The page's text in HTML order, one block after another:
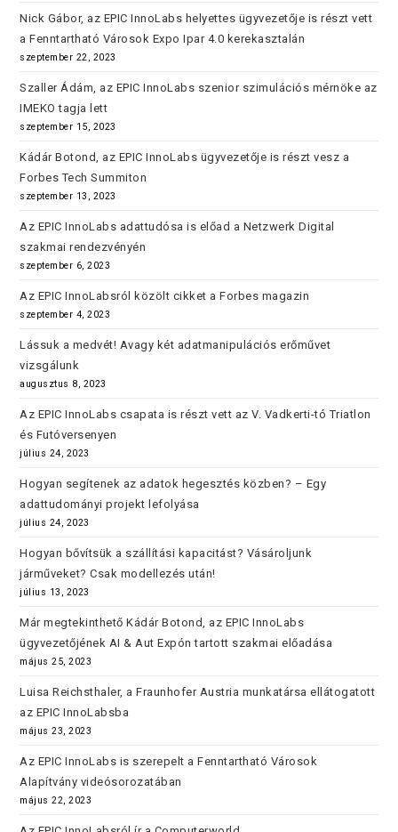
Nick Gábor, az EPIC InnoLabs helyettes ügyvezetője is részt vett
a Fenntartható Városok Expo Ipar 4.0 kerekasztalán
szeptember 22, 2023
Szaller Ádám, az EPIC InnoLabs szenior szimulációs mérnöke az
IMEKO tagja lett
szeptember 15, 2023
Kádár Botond, az EPIC InnoLabs ügyvezetője is részt vesz a
Forbes Tech Summiton
szeptember 13, 2023
Az EPIC InnoLabs adattudósa is előad a Netzwerk Digital
szakmai rendezvényén
szeptember 6, 2023
Az EPIC InnoLabsról közölt cikket a Forbes magazin
szeptember 4, 2023
Lássuk a medvét! Avagy két adatmanipulációs erőművet
vizsgálunk
augusztus 8, 2023
Az EPIC InnoLabs csapata is részt vett az V. Vadkerti-tó Triatlon
és Futóversenyen
július 24, 2023
Hogyan segítenek az adatok hegesztés közben? – Egy
adattudományi projekt lefolyása
július 24, 2023
Hogyan bővítsük a szállítási kapacitást? Vásároljunk
járműveket? Csak modellezés után!
július 13, 2023
Már megtekinthető Kádár Botond, az EPIC InnoLabs
ügyvezetőjének AI & Aut Expón tartott szakmai előadása
május 25, 2023
Luisa Reichsthaler, a Fraunhofer Austria munkatársa ellátogatott
az EPIC InnoLabsba
május 23, 2023
Az EPIC InnoLabs is szerepelt a Fenntartható Városok
Alapítvány videósorozatában
május 22, 2023